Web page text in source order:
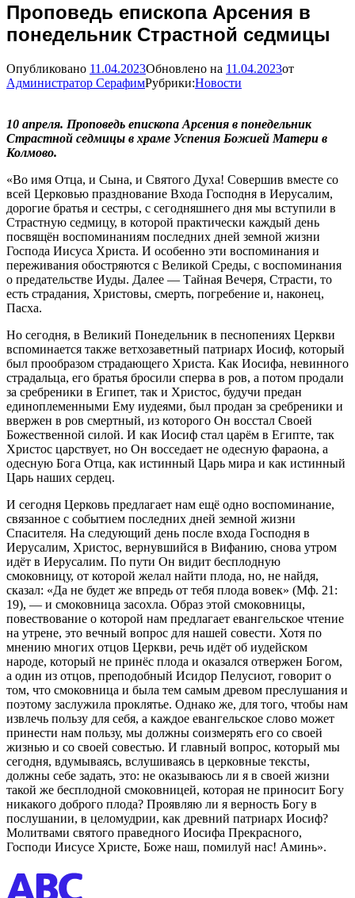
Проповедь епископа Арсения в
понедельник Страстной седмицы
Опубликовано 11.04.2023Обновлено на 11.04.2023от
Администратор СерафимРубрики:Новости
10 апреля. Проповедь епископа Арсения в понедельник
Страстной седмицы в храме Успения Божией Матери в
Колмово.
«Во имя Отца, и Сына, и Святого Духа! Совершив вместе со
всей Церковью празднование Входа Господня в Иерусалим,
дорогие братья и сестры, с сегодняшнего дня мы вступили в
Страстную седмицу, в которой практически каждый день
посвящён воспоминаниям последних дней земной жизни
Господа Иисуса Христа. И особенно эти воспоминания и
переживания обостряются с Великой Среды, с воспоминания
о предательстве Иуды. Далее — Тайная Вечеря, Страсти, то
есть страдания, Христовы, смерть, погребение и, наконец,
Пасха.
Но сегодня, в Великий Понедельник в песнопениях Церкви
вспоминается также ветхозаветный патриарх Иосиф, который
был прообразом страдающего Христа. Как Иосифа, невинного
страдальца, его братья бросили сперва в ров, а потом продали
за сребреники в Египет, так и Христос, будучи предан
единоплеменными Ему иудеями, был продан за сребреники и
ввержен в ров смертный, из которого Он восстал Своей
Божественной силой. И как Иосиф стал царём в Египте, так
Христос царствует, но Он восседает не одесную фараона, а
одесную Бога Отца, как истинный Царь мира и как истинный
Царь наших сердец.
И сегодня Церковь предлагает нам ещё одно воспоминание,
связанное с событием последних дней земной жизни
Спасителя. На следующий день после входа Господня в
Иерусалим, Христос, вернувшийся в Вифанию, снова утром
идёт в Иерусалим. По пути Он видит бесплодную
смоковницу, от которой желал найти плода, но, не найдя,
сказал: «Да не будет же впредь от тебя плода вовек» (Мф. 21:
19), — и смоковница засохла. Образ этой смоковницы,
повествование о которой нам предлагает евангельское чтение
на утрене, это вечный вопрос для нашей совести. Хотя по
мнению многих отцов Церкви, речь идёт об иудейском
народе, который не принёс плода и оказался отвержен Богом,
а один из отцов, преподобный Исидор Пелусиот, говорит о
том, что смоковница и была тем самым древом преслушания и
поэтому заслужила проклятье. Однако же, для того, чтобы нам
извлечь пользу для себя, а каждое евангельское слово может
принести нам пользу, мы должны соизмерять его со своей
жизнью и со своей совестью. И главный вопрос, который мы
сегодня, вдумываясь, вслушиваясь в церковные тексты,
должны себе задать, это: не оказываюсь ли я в своей жизни
такой же бесплодной смоковницей, которая не приносит Богу
никакого доброго плода? Проявляю ли я верность Богу в
послушании, в целомудрии, как древний патриарх Иосиф?
Молитвами святого праведного Иосифа Прекрасного,
Господи Иисусе Христе, Боже наш, помилуй нас! Аминь».